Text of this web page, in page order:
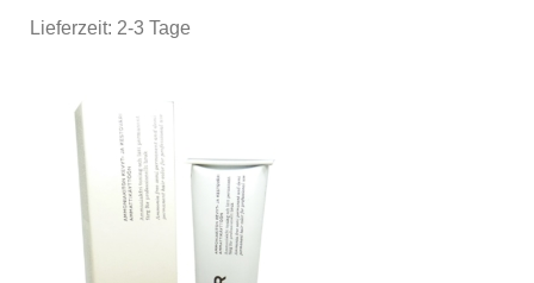
Lieferzeit: 2-3 Tage